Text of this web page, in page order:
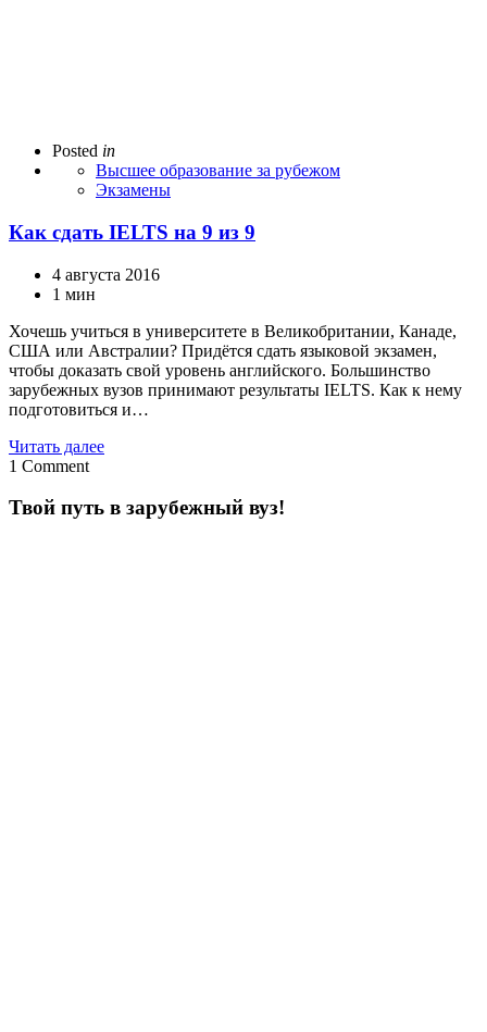
Posted in
Высшее образование за рубежом
Экзамены
Как сдать IELTS на 9 из 9
4 августа 2016
1 мин
Хочешь учиться в университете в Великобритании, Канаде,
США или Австралии? Придётся сдать языковой экзамен,
чтобы доказать свой уровень английского. Большинство
зарубежных вузов принимают результаты IELTS. Как к нему
подготовиться и…
Читать далее
1 Comment
Твой путь в зарубежный вуз!